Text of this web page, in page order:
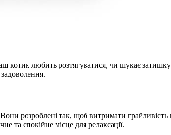
котик любить розтягуватися, чи шукає
розроблені так, щоб витримати
та спокійне місце для релаксації.